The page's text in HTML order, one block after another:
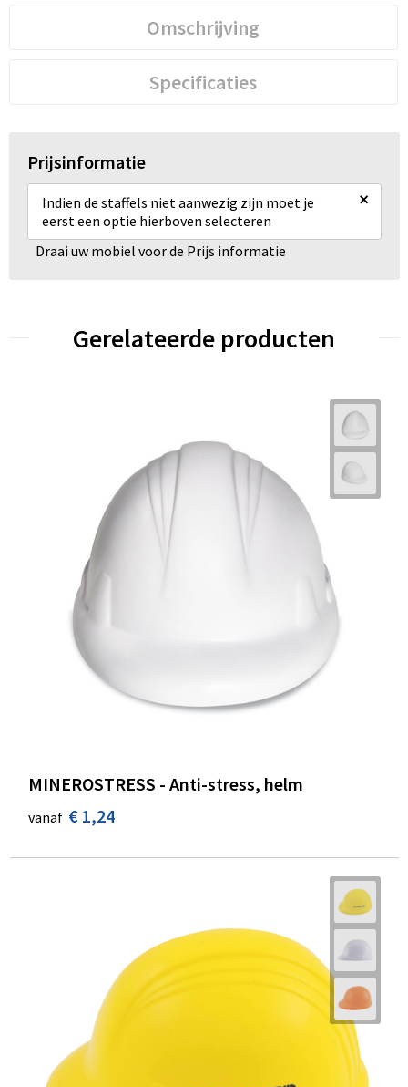
Omschrijving
Specificaties
Prijsinformatie
Indien de staffels niet aanwezig zijn moet je
eerst een optie hierboven selecteren
×
Draai uw mobiel voor de Prijs informatie
Gerelateerde producten
MINEROSTRESS - Anti-stress, helm
vanaf € 1,24